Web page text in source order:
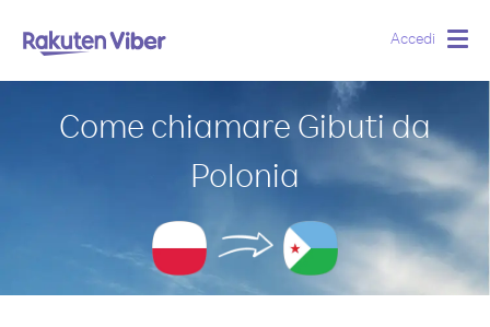
Accedi
Come chiamare Gibuti da
Polonia